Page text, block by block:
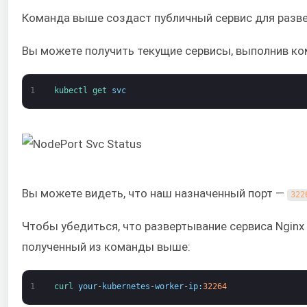
Команда выше создаст публичный сервис для
Вы можете получить текущие сервисы, выполнив
1 kubectl get svc
Вы можете видеть, что наш назначенный порт —
Чтобы убедиться, что развертывание сервиса
полученный из команды выше:
1 curl your- kubernetes -worker-ip:32264